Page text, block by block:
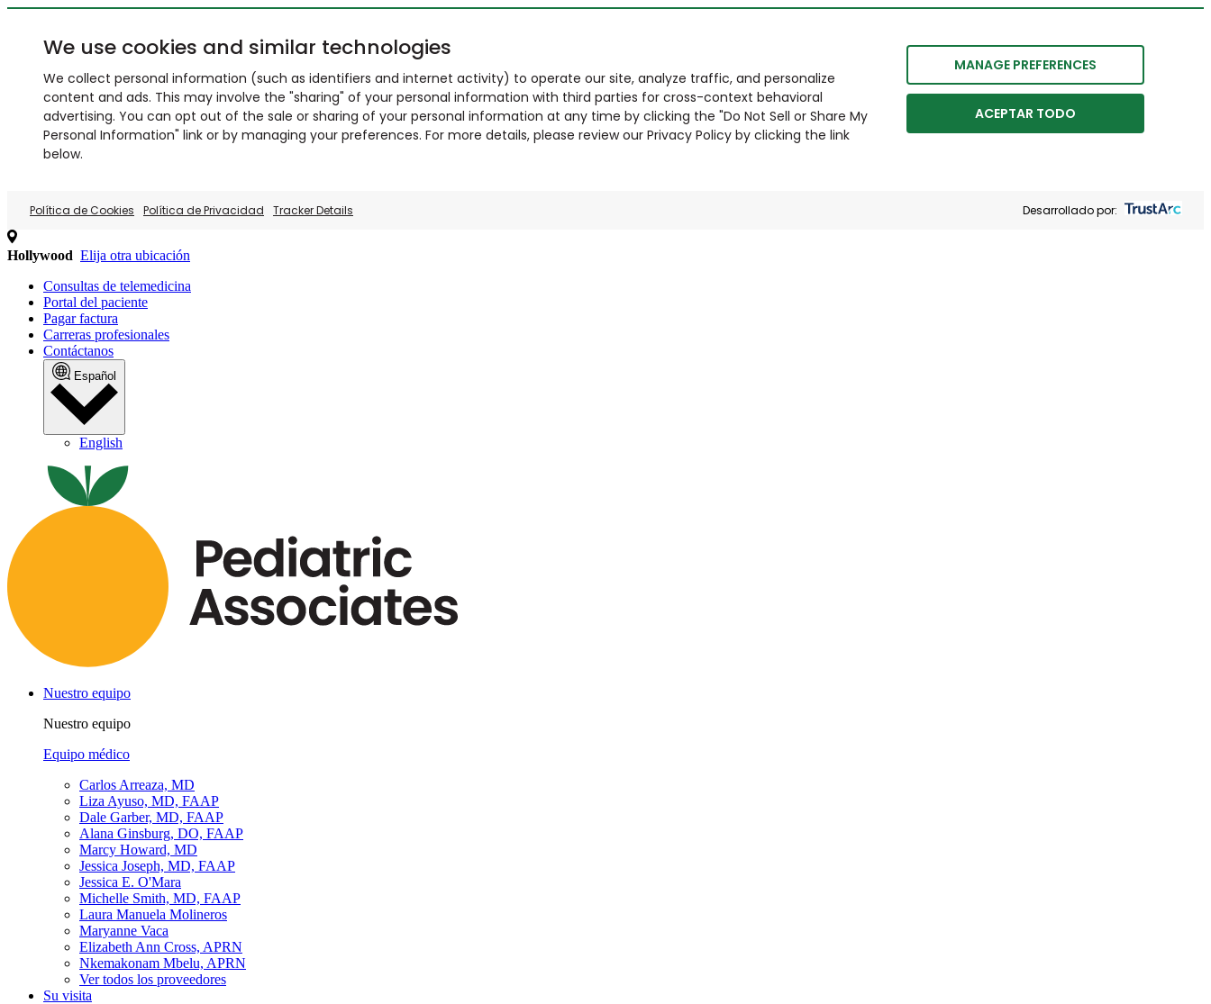
We use cookies and similar technologies
We collect personal information (such as identifiers and internet activity) to operate our site, analyze traffic, and personalize
content and ads. This may involve the "sharing" of your personal information with third parties for cross-context behavioral
advertising. You can opt out of the sale or sharing of your personal information at any time by clicking the "Do Not Sell or Share My
Personal Information" link or by managing your preferences. For more details, please review our Privacy Policy by clicking the link
below.
MANAGE PREFERENCES
ACEPTAR TODO
Política de Cookies Política de Privacidad Tracker Details Desarrollado por:
Hollywood Elija otra ubicación
Consultas de telemedicina
Portal del paciente
Pagar factura
Carreras profesionales
Contáctanos
Español
English
Nuestro equipo
Nuestro equipo
Equipo médico
Carlos Arreaza, MD
Liza Ayuso, MD, FAAP
Dale Garber, MD, FAAP
Alana Ginsburg, DO, FAAP
Marcy Howard, MD
Jessica Joseph, MD, FAAP
Jessica E. O'Mara
Michelle Smith, MD, FAAP
Laura Manuela Molineros
Maryanne Vaca
Elizabeth Ann Cross, APRN
Nkemakonam Mbelu, APRN
Ver todos los proveedores
Su visita